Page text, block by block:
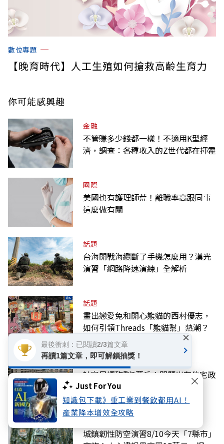
Just For You
知識包下載》重工業到餐飲都用AI！
產業降本增效全攻略
數位專題
【晚育時代】人工生殖如何搶救高齡生育力
你可能感興趣
金融
不管賺多少錢都一樣！不適用K型經
濟，調查：各種收入的Z世代都在揮霍
國際
美國也有護理師荒！離職率高跟同事
這麼做有關
話題
台海開戰海纜斷了手機怎麼用？漢光
演習「網路降速演練」全解析
話題
畫出戀愛兔和開心熊貓的西村優志，
如何引領Threads「熊貓幫」熱潮？
話題
社宅目標砍剩3萬戶！問題出在住宅政
策擺盪
城鎮韌性防空演習8/10今天「7縣市」
最後衝刺：已閱讀2/3篇文章
再讀1篇文章，即可解鎖抽獎！
×